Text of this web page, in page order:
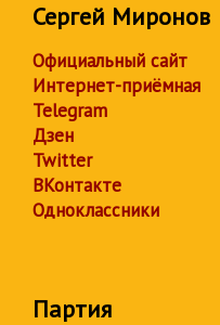
Сергей Миронов
Официальный сайт
Интернет-приёмная
Telegram
Дзен
Twitter
ВКонтакте
Одноклассники
Партия